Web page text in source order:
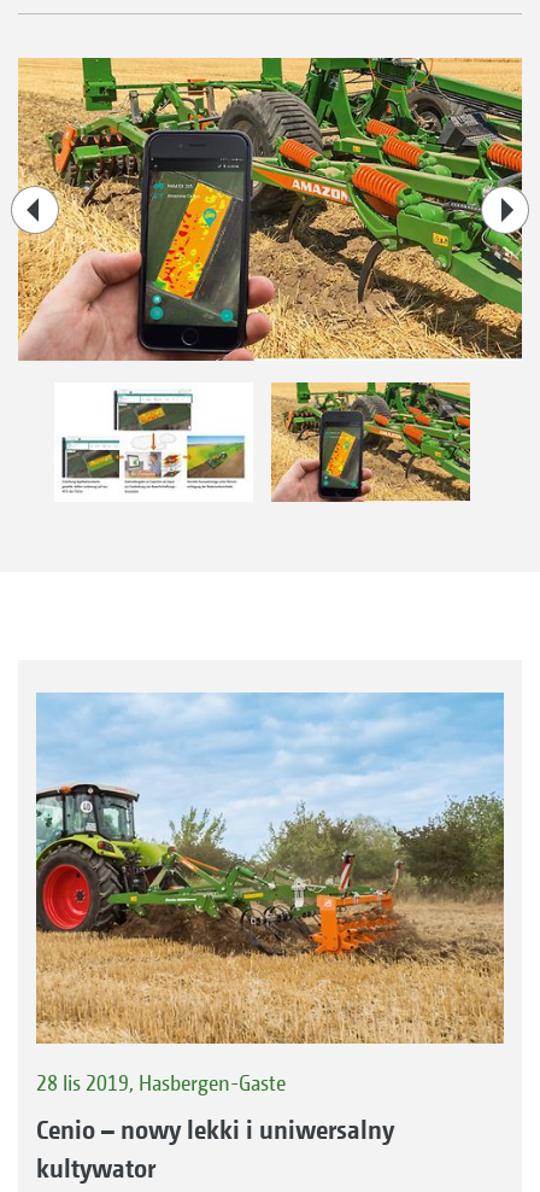
28 lis 2019, Hasbergen-Gaste
Cenio – nowy lekki i uniwersalny
kultywator